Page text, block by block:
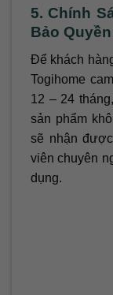
5. Chính
Bảo
Để khách
Togihome
12 – 24
sản phẩm
sẽ nhận
viên chuyên
dụng.